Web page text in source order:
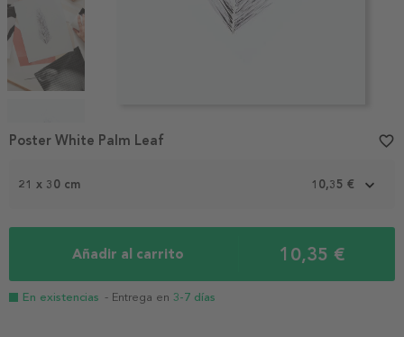
1
21 x 30 cm 10,35 €
Añadir al carrito 10,35 €
En existencias - Entrega en 3-7 días
Poster White Palm Leaf favorite_border